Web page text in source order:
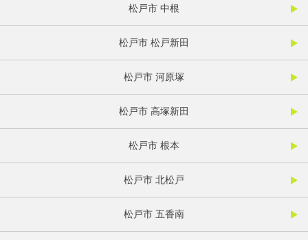
松戸市 中根
松戸市 松戸新田
松戸市 河原塚
松戸市 高塚新田
松戸市 根本
松戸市 北松戸
松戸市 五香南